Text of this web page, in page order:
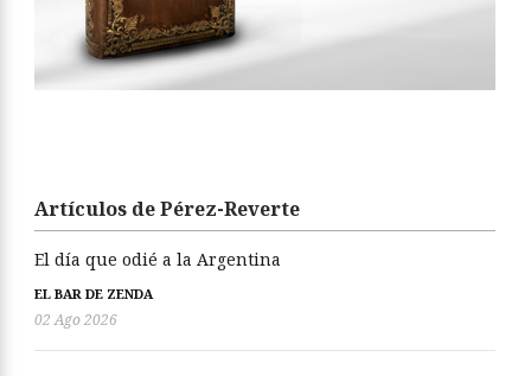
Artículos de Pérez-Reverte
El día que odié a la Argentina
EL BAR DE ZENDA
02 Ago 2026